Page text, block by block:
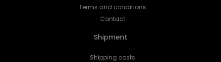
Terms and conditions
Contact
Shipment
Shipping costs